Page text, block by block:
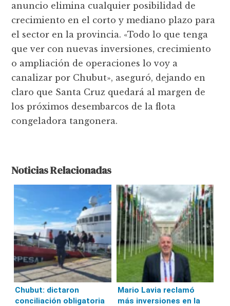
anuncio elimina cualquier posibilidad de
crecimiento en el corto y mediano plazo para
el sector en la provincia. «Todo lo que tenga
que ver con nuevas inversiones, crecimiento
o ampliación de operaciones lo voy a
canalizar por Chubut», aseguró, dejando en
claro que Santa Cruz quedará al margen de
los próximos desembarcos de la flota
congeladora tangonera.
Noticias Relacionadas
Chubut: dictaron
conciliación obligatoria
Mario Lavia reclamó
más inversiones en la